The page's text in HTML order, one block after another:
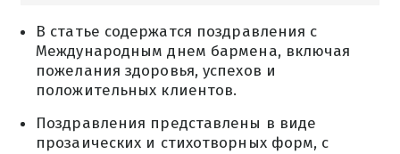
В статье содержатся поздравления с
Международным днем бармена, включая
пожелания здоровья, успехов и
положительных клиентов.
Поздравления представлены в виде
прозаических и стихотворных форм, с